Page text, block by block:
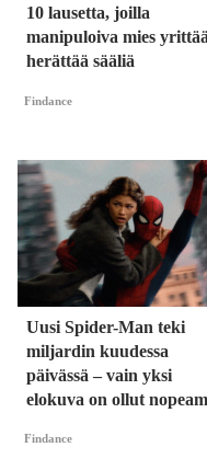
10 lausetta, joilla
manipuloiva mies yrittää
herättää sääliä
Findance
Uusi Spider-Man teki
miljardin kuudessa
päivässä – vain yksi
elokuva on ollut
Findance